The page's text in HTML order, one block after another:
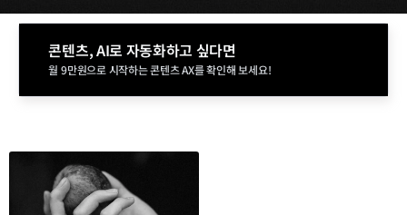
콘텐츠, AI로 자동화하고 싶다면
월 9만원으로 시작하는 콘텐츠 AX를 확인해 보세요!